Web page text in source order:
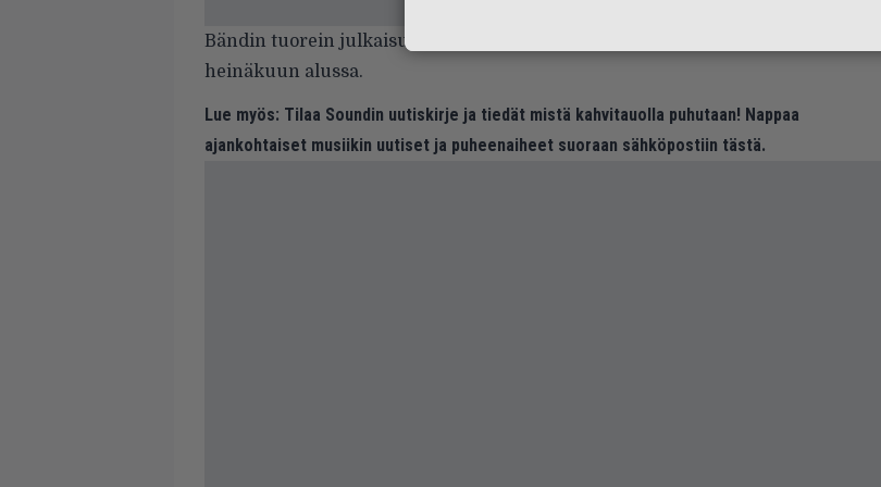
Bändin tuorein julkaisu,
heinäkuun alussa.
Lue myös: Tilaa Soundin uutiskirje ja tiedät mistä kahvitauolla puhutaan! Nappaa
ajankohtaiset musiikin uutiset ja puheenaiheet suoraan sähköpostiin tästä.